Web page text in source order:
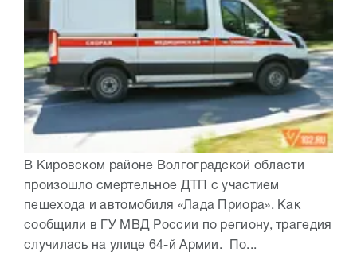
В Кировском районе Волгоградской области
произошло смертельное ДТП с участием
пешехода и автомобиля «Лада Приора». Как
сообщили в ГУ МВД России по региону, трагедия
случилась на улице 64-й Армии. По...